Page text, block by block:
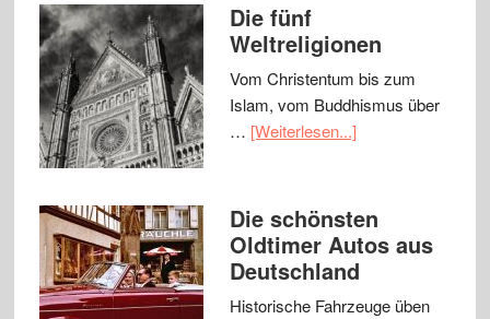
Die fünf
Weltreligionen
Vom Christentum bis zum
Islam, vom Buddhismus über
… [Weiterlesen...]
Die schönsten
Oldtimer Autos aus
Deutschland
Historische Fahrzeuge üben